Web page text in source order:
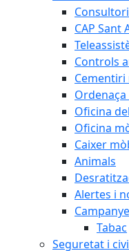
CAP Sant
Controls
Oficina
Oficina
Caixer
Animals
Alertes i
Tabac
Seguretat i